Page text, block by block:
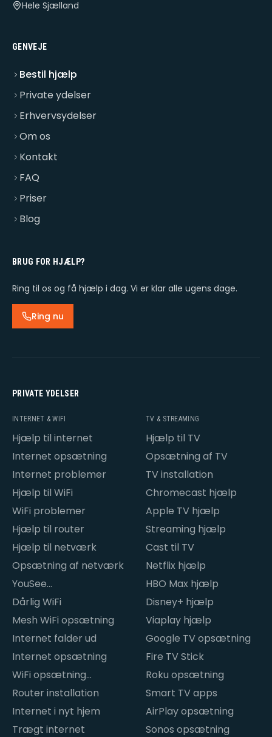
Hele Sjælland
GENVEJE
Bestil hjælp
Private ydelser
Erhvervsydelser
Om os
Kontakt
FAQ
Priser
Blog
BRUG FOR HJÆLP?
Ring til os og få hjælp i dag. Vi er klar alle ugens dage.
Ring nu
PRIVATE YDELSER
INTERNET & WIFI
Hjælp til internet
Internet opsætning
Internet problemer
Hjælp til WiFi
WiFi problemer
Hjælp til router
Hjælp til netværk
Opsætning af netværk
YouSee
internetproblemer
Dårlig WiFi
Mesh WiFi opsætning
Internet falder ud
Internet opsætning
WiFi opsætning
hjemme
Router installation
Internet i nyt hjem
Trægt internet
TV & STREAMING
Hjælp til TV
Opsætning af TV
TV installation
Chromecast hjælp
Apple TV hjælp
Streaming hjælp
Cast til TV
Netflix hjælp
HBO Max hjælp
Disney+ hjælp
Viaplay hjælp
Google TV opsætning
Fire TV Stick
Roku opsætning
Smart TV apps
AirPlay opsætning
Sonos opsætning